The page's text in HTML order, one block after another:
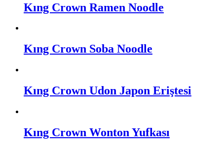
Kıng Crown Ramen Noodle
Kıng Crown Soba Noodle
Kıng Crown Udon Japon Eriştesi
Kıng Crown Wonton Yufkası